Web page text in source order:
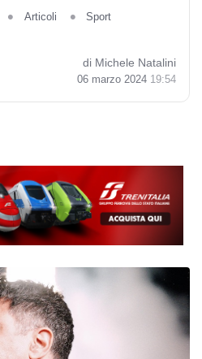
Articoli
Sport
di Michele Natalini
06 marzo 2024 19:54